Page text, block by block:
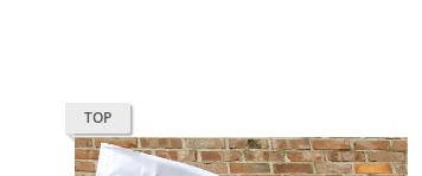
TOP